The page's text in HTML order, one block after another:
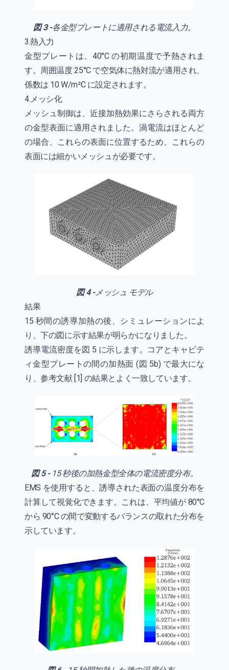
図 3 -各金型プレートに適用される電流入力。
3.熱入力
金型プレートは、40°C の初期温度で予熱されま
す。周囲温度 25°C で空気体に熱対流が適用され、
係数は 10 W/m²C に設定されます。
4.メッシ化
メッシュ制御は、近接加熱効果にさらされる両方
の金型表面に適用されました。渦電流はほとんど
の場合、これらの表面に位置するため、これらの
表面には細かいメッシュが必要です。
図 4 -メッシュ モデル
結果
15 秒間の誘導加熱の後、シミュレーションによ
り、下の図に示す結果が明らかになりました。
誘導電流密度を図 5 に示します。コアとキャビテ
ィ金型プレートの間の加熱面 (図 5b) で最大にな
り、参考文献 [1] の結果とよく一致しています。
図 5 -15 秒後の加熱金型全体の電流密度分布。
EMS を使用すると、誘導された表面の温度分布を
計算して視覚化できます。これは、平均値が 80°C
から 90°C の間で変動するバランスの取れた分布を
示しています。